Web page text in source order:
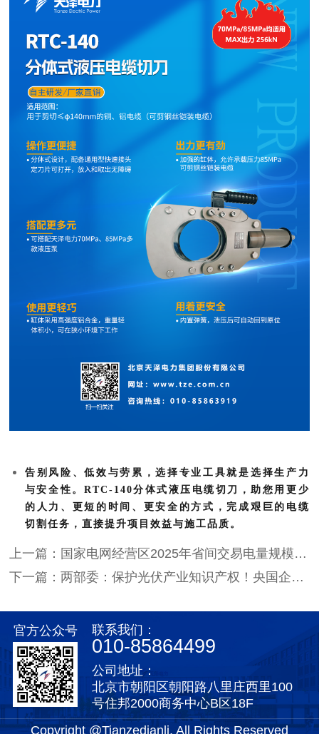
告别风险、低效与劳累，选择专业工具就是选择生产力
与安全性。RTC-140分体式液压电缆切刀，助您用更少
的人力、更短的时间、更安全的方式，完成艰巨的电缆
切割任务，直接提升项目效益与施工品质。
上一篇：国家电网经营区2025年省间交易电量规模创新高
下一篇：两部委：保护光伏产业知识产权！央国企招标杜绝侵权产品
官方公众号 联系我们：
010-85864499
公司地址：
北京市朝阳区朝阳路八里庄西里100
号住邦2000商务中心B区18F
Copyright @Tianzedianli, All Rights Reserved